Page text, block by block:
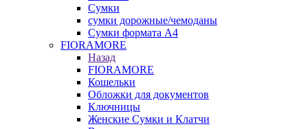
Сумки
сумки дорожные/чемоданы
Сумки формата А4
FIORAMORE
Назад
FIORAMORE
Кошельки
Обложки для документов
Ключницы
Женские Сумки и Клатчи